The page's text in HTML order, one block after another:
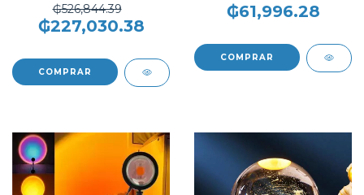
₲526,844.39
₲227,030.38
COMPRAR
₲61,996.28
COMPRAR